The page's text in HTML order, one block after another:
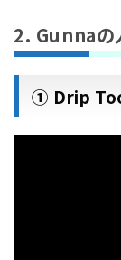
2. Gunnaの
① Drip